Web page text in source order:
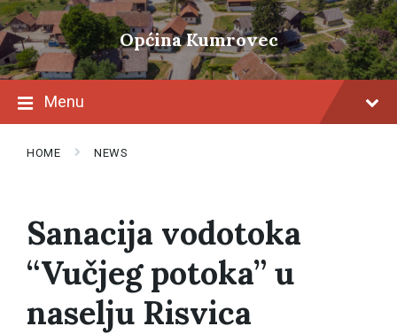
Skip
to
content
Skip
to
main
navigation
Skip
to
footer
Općina Kumrovec
Menu
HOME NEWS
Sanacija vodotoka
“Vučjeg potoka” u
naselju Risvica